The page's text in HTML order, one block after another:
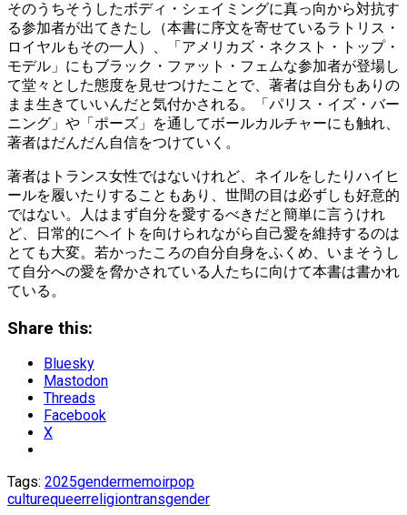
そのうちそうしたボディ・シェイミングに真っ向から対抗す
る参加者が出てきたし（本書に序文を寄せているラトリス・
ロイヤルもその一人）、「アメリカズ・ネクスト・トップ・
モデル」にもブラック・ファット・フェムな参加者が登場し
て堂々とした態度を見せつけたことで、著者は自分もありの
まま生きていいんだと気付かされる。「パリス・イズ・バー
ニング」や「ポーズ」を通してボールカルチャーにも触れ、
著者はだんだん自信をつけていく。
著者はトランス女性ではないけれど、ネイルをしたりハイヒ
ールを履いたりすることもあり、世間の目は必ずしも好意的
ではない。人はまず自分を愛するべきだと簡単に言うけれ
ど、日常的にヘイトを向けられながら自己愛を維持するのは
とても大変。若かったころの自分自身をふくめ、いまそうし
て自分への愛を脅かされている人たちに向けて本書は書かれ
ている。
Share this:
Bluesky
Mastodon
Threads
Facebook
X
Tags: 2025gendermemoirpop
culturequeerreligiontransgender